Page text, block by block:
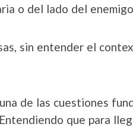
o del lado del
sin entender el
de las cuestiones
que para